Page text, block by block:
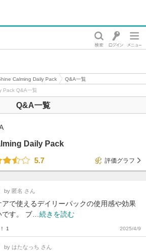
Calming Daily Pack
Q&A一覧
Pack Q&A一覧
Q&A一覧
Daily Pack
5.7
評価グラフ
by 匿名 さん
で使えるデイリーパックの使用感や効果
す。 ブ… 続きを読む
1 2025/4/9
by はたなっち さん